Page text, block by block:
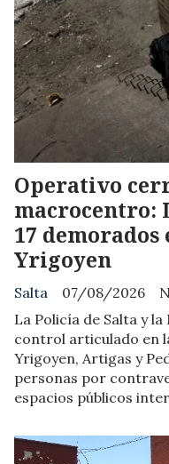
Operativo
macrocentro:
17 demorados
Yrigoyen
Salta
07/08/2026
La Policía de Salta y
control articulado en
Yrigoyen, Artigas y
personas por
espacios públicos